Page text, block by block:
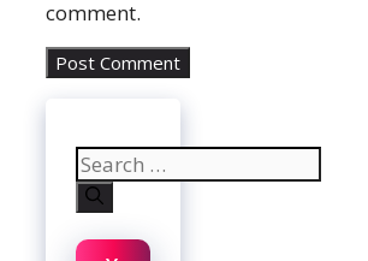
comment.
Search
for: